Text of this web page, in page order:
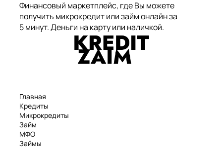
Финансовый маркетплейс, где Вы можете
получить микрокредит или займ онлайн за
5 минут. Деньги на карту или наличкой.
Главная
Кредиты
Микрокредиты
Займ
МФО
Займы